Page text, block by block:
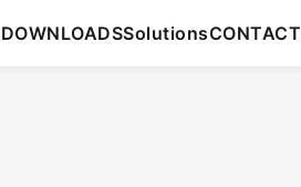
DOWNLOADSSolutionsCONTACT